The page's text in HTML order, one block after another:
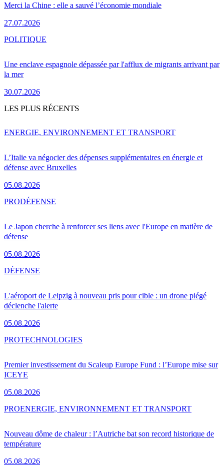
Merci la Chine : elle a sauvé l’économie mondiale
27.07.2026
Une enclave espagnole dépassée par l'afflux de migrants arrivant par
la mer
30.07.2026
POLITIQUE
LES PLUS RÉCENTS
L’Italie va négocier des dépenses supplémentaires en énergie et
défense avec Bruxelles
05.08.2026
ENERGIE, ENVIRONNEMENT ET TRANSPORT
Le Japon cherche à renforcer ses liens avec l'Europe en matière de
défense
05.08.2026
PRODÉFENSE
L'aéroport de Leipzig à nouveau pris pour cible : un drone piégé
déclenche l'alerte
05.08.2026
DÉFENSE
Premier investissement du Scaleup Europe Fund : l’Europe mise sur
ICEYE
05.08.2026
PROTECHNOLOGIES
Nouveau dôme de chaleur : l’Autriche bat son record historique de
température
05.08.2026
PROENERGIE, ENVIRONNEMENT ET TRANSPORT